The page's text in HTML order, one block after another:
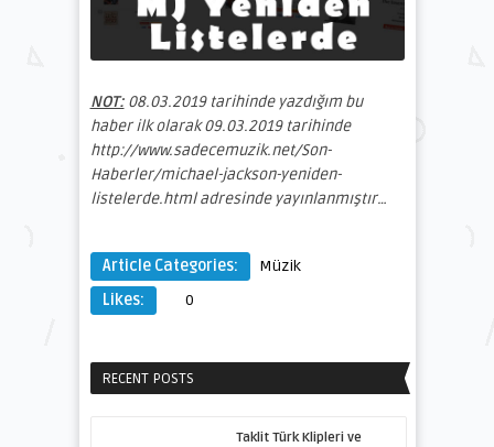
NOT:08.03.2019 tarihinde yazdığım bu
haber ilk olarak 09.03.2019 tarihinde
http://www.sadecemuzik.net/Son-
Haberler/michael-jackson-yeniden-
listelerde.html adresinde yayınlanmıştır…
Article Categories:
Müzik
Likes:
0
RECENT POSTS
Taklit Türk Klipleri ve